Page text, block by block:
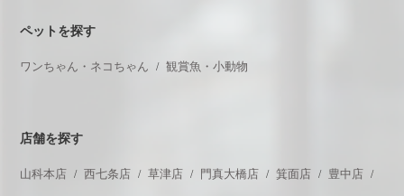
ペットを探す
ワンちゃん・ネコちゃん 観賞魚・小動物
店舗を探す
山科本店 西七条店 草津店 門真大橋店 箕面店 豊中店